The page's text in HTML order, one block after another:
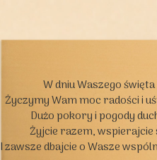
W dniu Waszego święta
Życzymy Wam moc radości i
Dużo pokory i pogody
Żyjcie razem, wspierajcie
I zawsze dbajcie o Wasze